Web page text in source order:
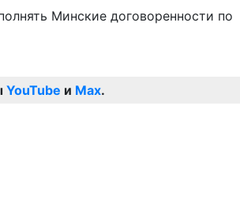
Минские договоренности по
YouTube и Max.